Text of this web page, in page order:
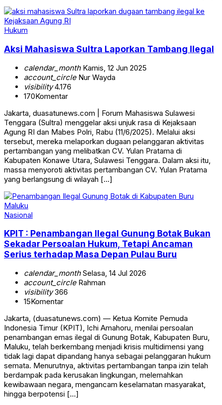
Hukum
Aksi Mahasiswa Sultra Laporkan Tambang Ilegal
calendar_monthKamis, 12 Jun 2025
account_circleNur Wayda
visibility4.176
170Komentar
Jakarta, duasatunews.com | Forum Mahasiswa Sulawesi
Tenggara (Sultra) menggelar aksi unjuk rasa di Kejaksaan
Agung RI dan Mabes Polri, Rabu (11/6/2025). Melalui aksi
tersebut, mereka melaporkan dugaan pelanggaran aktivitas
pertambangan yang melibatkan CV. Yulan Pratama di
Kabupaten Konawe Utara, Sulawesi Tenggara. Dalam aksi itu,
massa menyoroti aktivitas pertambangan CV. Yulan Pratama
yang berlangsung di wilayah […]
Nasional
KPIT : Penambangan Ilegal Gunung Botak Bukan
Sekadar Persoalan Hukum, Tetapi Ancaman
Serius terhadap Masa Depan Pulau Buru
calendar_monthSelasa, 14 Jul 2026
account_circleRahman
visibility366
15Komentar
Jakarta, (duasatunews.com) — Ketua Komite Pemuda
Indonesia Timur (KPIT), Ichi Amahoru, menilai persoalan
penambangan emas ilegal di Gunung Botak, Kabupaten Buru,
Maluku, telah berkembang menjadi krisis multidimensi yang
tidak lagi dapat dipandang hanya sebagai pelanggaran hukum
semata. Menurutnya, aktivitas pertambangan tanpa izin telah
berdampak pada kerusakan lingkungan, melemahkan
kewibawaan negara, mengancam keselamatan masyarakat,
hingga berpotensi […]